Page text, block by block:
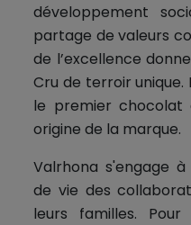
développement
partage de valeurs
de l’excellence
Cru de terroir unique.
le premier chocolat
origine de la marque.
Valrhona s'engage
de vie des
leurs familles.